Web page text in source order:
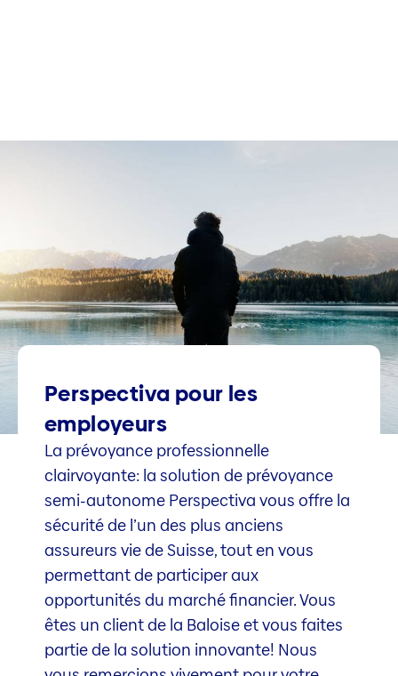
Perspectiva pour les
employeurs
La prévoyance professionnelle
clairvoyante: la solution de prévoyance
semi-autonome Perspectiva vous offre la
sécurité de l’un des plus anciens
assureurs vie de Suisse, tout en vous
permettant de participer aux
opportunités du marché financier. Vous
êtes un client de la Baloise et vous faites
partie de la solution innovante! Nous